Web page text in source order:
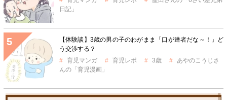
日記」
【体験談】3歳の男の子のわがまま「口が達者だな～！」ど
う交渉する？
育児マンガ
育児レポ 3歳
あやのこうじさ
んの「育児漫画」